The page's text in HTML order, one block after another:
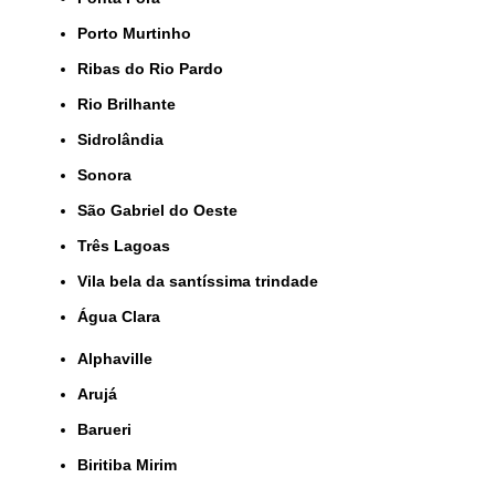
Porto Murtinho
Ribas do Rio Pardo
Rio Brilhante
Sidrolândia
Sonora
São Gabriel do Oeste
Três Lagoas
Vila bela da santíssima trindade
Água Clara
Alphaville
Arujá
Barueri
Biritiba Mirim